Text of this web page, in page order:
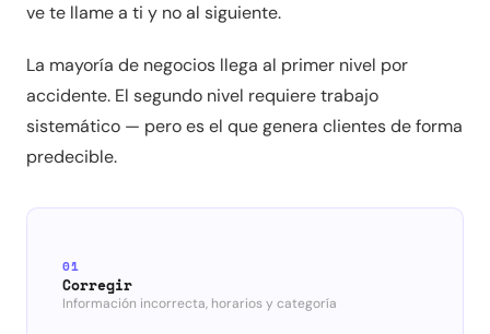
ve te llame a ti y no al siguiente.
La mayoría de negocios llega al primer nivel por
accidente. El segundo nivel requiere trabajo
sistemático — pero es el que genera clientes de forma
predecible.
01
Corregir
Información incorrecta, horarios y categoría